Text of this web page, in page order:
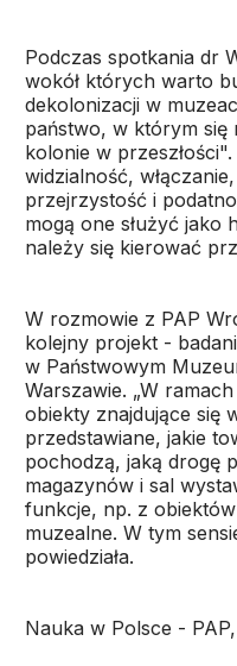
Podczas spotkania dr
wokół których warto
dekolonizacji w
państwo, w którym się
kolonie w
widzialność,
przejrzystość i
mogą one służyć jako
należy się kierować
W rozmowie z PAP
kolejny projekt -
w Państwowym
Warszawie. „W
obiekty znajdujące się
przedstawiane, jakie
pochodzą, jaką drogę
magazynów i sal
funkcje, np. z
muzealne. W tym
powiedziała.
Nauka w Polsce -